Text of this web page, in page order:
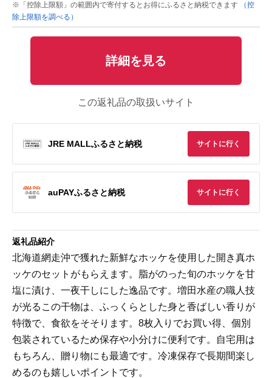
※「控除上限額」の範囲内で寄付するとお得にふるさと納税できます
（控
除上限額を調べる）
詳細を見る
この返礼品の取扱いサイト
JRE MALLふるさと納税 サイトに行く
auPAYふるさと納税 サイトに行く
返礼品紹介
北海道網走沖で獲れた新鮮なホッケを使用した開き真ホ
ッケのセットがもらえます。脂がのった旬のホッケを甘
塩に漬け、一夜干しにした逸品です。増田水産の職人技
が光るこの干物は、ふっくらとした身と香ばしい香りが
特徴で、食欲をそそります。8枚入りでお買い得、個別
包装されているため保存や小分けに便利です。自宅用は
もちろん、贈り物にも最適です。冷凍保存で長期間楽し
めるのも嬉しいポイントです。